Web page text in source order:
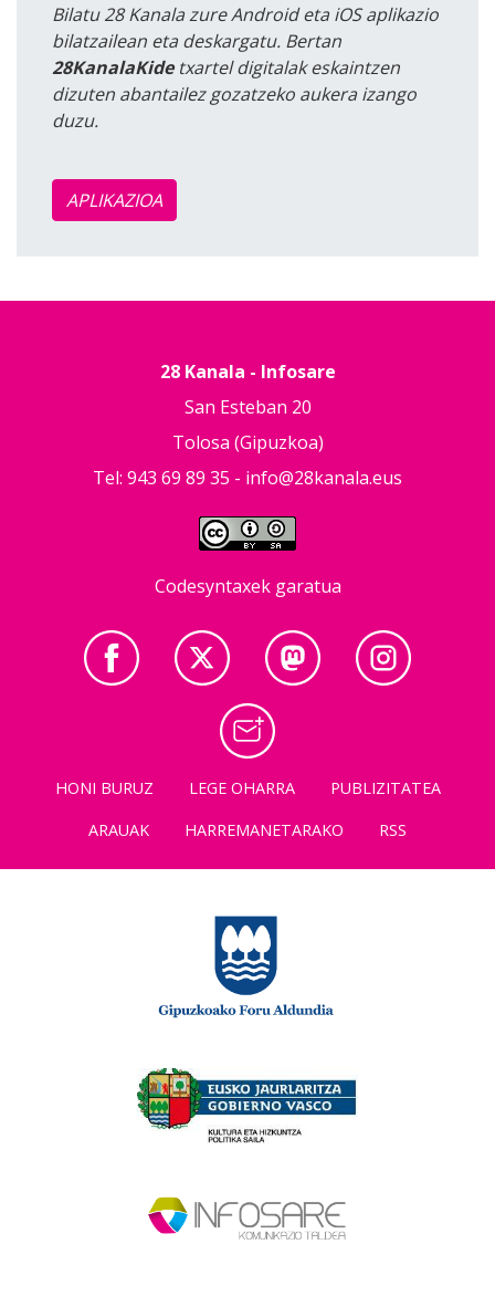
Bilatu 28 Kanala zure Android eta iOS aplikazio
bilatzailean eta deskargatu. Bertan
28KanalaKidetxartel digitalak eskaintzen
dizuten abantailez gozatzeko aukera izango
duzu.
APLIKAZIOA
28 Kanala - Infosare
San Esteban 20
Tolosa (Gipuzkoa)
Tel: 943 69 89 35 - info@28kanala.eus
Codesyntaxek garatua
HONI BURUZ LEGE OHARRA
PUBLIZITATEA
ARAUAK
HARREMANETARAKO RSS